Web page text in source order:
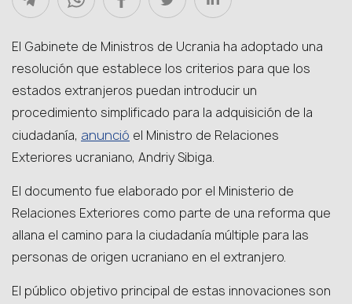
El Gabinete de Ministros de Ucrania ha adoptado una
resolución que establece los criterios para que los
estados extranjeros puedan introducir un
procedimiento simplificado para la adquisición de la
ciudadanía, anunció el Ministro de Relaciones
Exteriores ucraniano, Andriy Sibiga.
El documento fue elaborado por el Ministerio de
Relaciones Exteriores como parte de una reforma que
allana el camino para la ciudadanía múltiple para las
personas de origen ucraniano en el extranjero.
El público objetivo principal de estas innovaciones son